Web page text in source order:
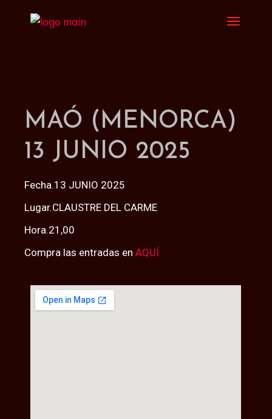
MAÓ (MENORCA)
13 JUNIO 2025
Fecha.13 JUNIO 2025
Lugar.CLAUSTRE DEL CARME
Hora.21,00
Compra las entradas enAQUÍ